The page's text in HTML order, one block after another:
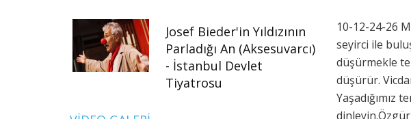
10-12-24-26
seyirci ile
düşürmekle
düşürür.
Yaşadığımız
Josef Bieder'in Yıldızının
Parladığı An (Aksesuvarcı)
- İstanbul Devlet
Tiyatrosu